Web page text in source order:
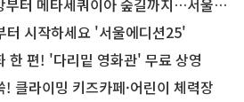
타세쿼이아 숲길까지…서울둘레길 15코스
터 시작하세요 '서울에디션25'
한 편! '다리밑 영화관' 무료 상영
클라이밍 키즈카페·어린이 체력장